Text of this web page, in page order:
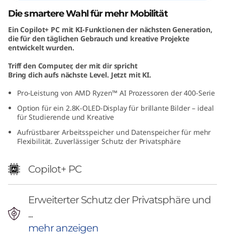
A
M
D
Die smartere Wahl für mehr Mobilität
Ein Copilot+ PC mit KI-Funktionen der nächsten Generation,
die für den täglichen Gebrauch und kreative Projekte
entwickelt wurden.
Triff den Computer, der mit dir spricht
Bring dich aufs nächste Level. Jetzt mit KI.
Pro-Leistung von AMD Ryzen™ AI Prozessoren der 400-Serie
Option für ein 2.8K-OLED-Display für brillante Bilder – ideal
für Studierende und Kreative
Aufrüstbarer Arbeitsspeicher und Datenspeicher für mehr
Flexibilität. Zuverlässiger Schutz der Privatsphäre
Copilot+ PC
Erweiterter Schutz der Privatsphäre und
...
mehr anzeigen